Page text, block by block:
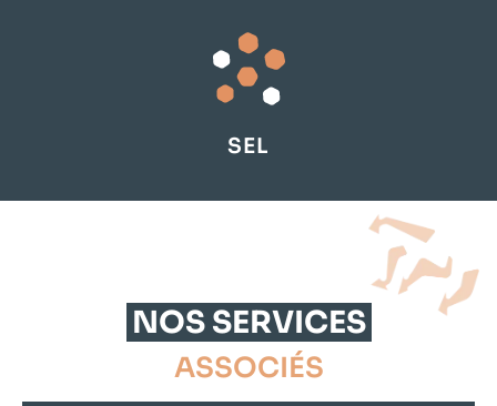
SEL
NOS SERVICES
ASSOCIÉS